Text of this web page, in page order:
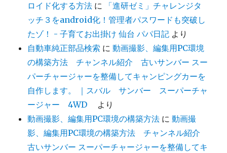
ロイド化する方法 に
「進研ゼミ」チャレンジタ
ッチ３をandroid化！管理者パスワードも突破し
たゾ！ - 子育てお出掛け 仙台 パパ日記 より
自動車純正部品検索 に動画撮影、編集用PC環境
の構築方法 チャンネル紹介 古いサンバー スー
パーチャージャーを整備してキャンピングカーを
自作します。 ｜スバル サンバー スーパーチャ
ージャー 4WD
より
動画撮影、編集用PC環境の構築方法 に動画撮
影、編集用PC環境の構築方法 チャンネル紹介
古いサンバー スーパーチャージャーを整備してキ